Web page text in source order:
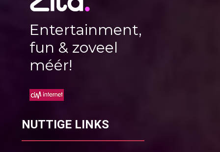
Entertainment,
fun & zoveel
méér!
NUTTIGE LINKS